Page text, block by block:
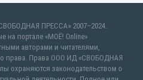
ПРЕССА» 2007–2024.
на портале «МОЁ! Online»
авторами и читателями,
права. Права ООО ИД «СВОБОДНАЯ
охраняются законодательством о